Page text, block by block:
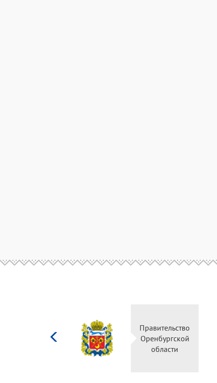
Министерство
культуры
Российской
федерации